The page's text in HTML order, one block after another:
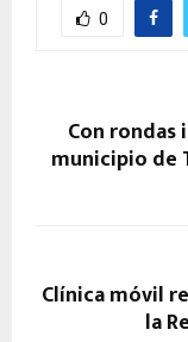
0
Con
municipio de
Clínica móvil
la